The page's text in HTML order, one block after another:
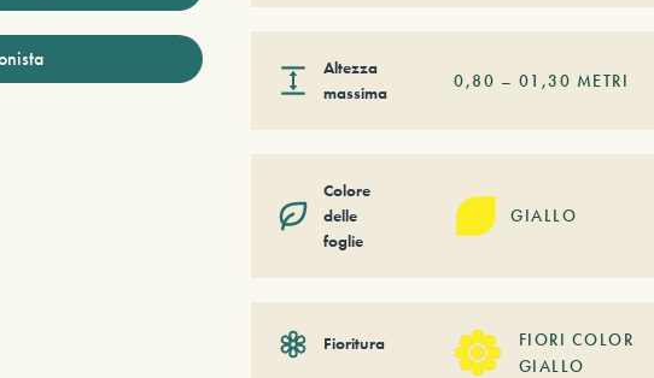
Altezza
massima
0,80 – 01,30 METRI
Colore
delle
foglie
GIALLO
Fioritura
FIORI COLOR
GIALLO